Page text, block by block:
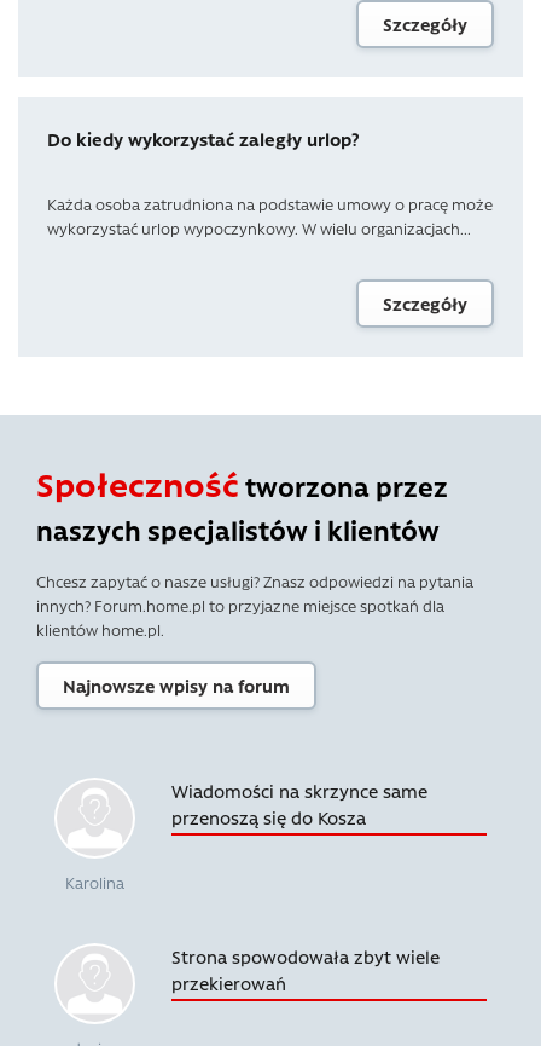
Szczegóły
Do kiedy wykorzystać zaległy urlop?
Każda osoba zatrudniona na podstawie umowy o pracę może
wykorzystać urlop wypoczynkowy. W wielu organizacjach...
Szczegóły
Społeczność tworzona przez
naszych specjalistów i klientów
Chcesz zapytać o nasze usługi? Znasz odpowiedzi na pytania
innych? Forum.home.pl to przyjazne miejsce spotkań dla
klientów home.pl.
Najnowsze wpisy na forum
Karolina
Wiadomości na skrzynce same
przenoszą się do Kosza
Strona spowodowała zbyt wiele
przekierowań